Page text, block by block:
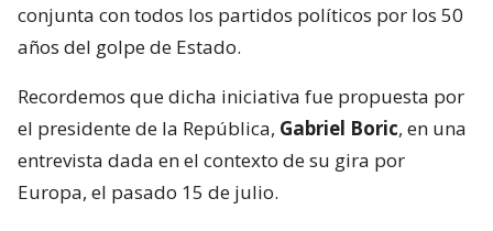
conjunta con todos los partidos políticos por los 50
años del golpe de Estado.
Recordemos que dicha iniciativa fue propuesta por
el presidente de la República, Gabriel Boric, en una
entrevista dada en el contexto de su gira por
Europa, el pasado 15 de julio.